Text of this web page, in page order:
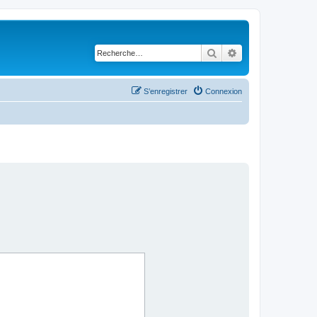
Rechercher
Connexion
S’enregistrer